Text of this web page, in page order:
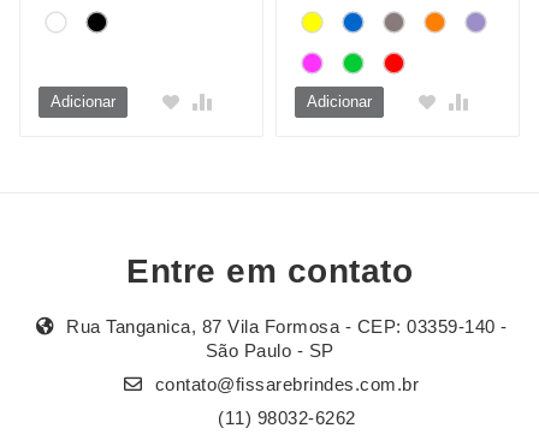
Adicionar Adicionar
Entre em contato
Rua Tanganica, 87 Vila Formosa - CEP: 03359-140 -
São Paulo - SP
contato@fissarebrindes.com.br
(11) 98032-6262